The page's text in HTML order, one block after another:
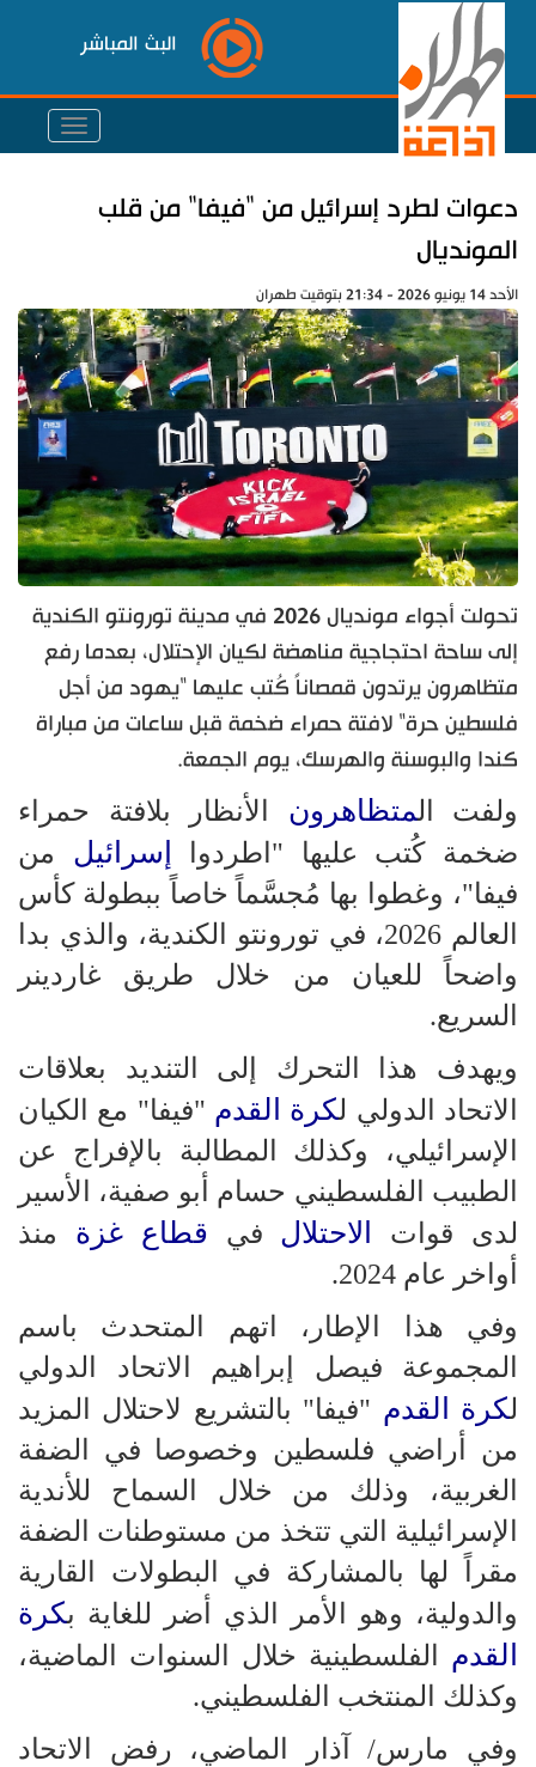
البث المباشر
دعوات لطرد إسرائيل من "فيفا" من قلب
المونديال
الأحد 14 يونيو 2026 - 21:34 بتوقيت طهران
تحولت أجواء مونديال 2026 في مدينة تورونتو الكندية
إلى ساحة احتجاجية مناهضة لكيان الإحتلال، بعدما رفع
متظاهرون يرتدون قمصاناً كُتب عليها "يهود من أجل
فلسطين حرة" لافتة حمراء ضخمة قبل ساعات من مباراة
كندا والبوسنة والهرسك، يوم الجمعة.
ولفت المتظاهرون الأنظار بلافتة حمراء
ضخمة كُتب عليها "اطردوا
إسرائيل من
فيفا"، وغطوا بها مُجسَّماً خاصاً ببطولة كأس
العالم 2026، في تورونتو الكندية، والذي بدا
واضحاً للعيان من خلال طريق غاردينر
السريع.
ويهدف هذا التحرك إلى التنديد بعلاقات
الاتحاد الدولي لكرة القدم "فيفا" مع الكيان
الإسرائيلي، وكذلك المطالبة بالإفراج عن
الطبيب الفلسطيني حسام أبو صفية، الأسير
لدى قوات الاحتلال في قطاع غزة منذ
أواخر عام 2024.
وفي هذا الإطار، اتهم المتحدث باسم
المجموعة فيصل إبراهيم الاتحاد الدولي
لكرة القدم "فيفا" بالتشريع لاحتلال المزيد
من أراضي فلسطين وخصوصا في الضفة
الغربية، وذلك من خلال السماح للأندية
الإسرائيلية التي تتخذ من مستوطنات الضفة
مقراً لها بالمشاركة في البطولات القارية
والدولية، وهو الأمر الذي أضر للغاية بكرة
القدم الفلسطينية خلال السنوات الماضية،
وكذلك المنتخب الفلسطيني.
وفي مارس/ آذار الماضي، رفض الاتحاد